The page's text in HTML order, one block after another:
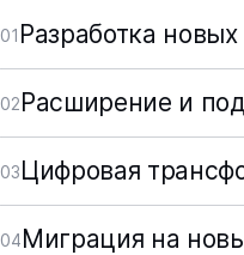
01 Разработка
02Расширение и
03Цифровая
04Миграция на